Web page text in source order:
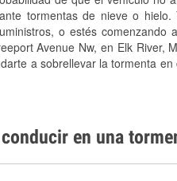
tormentas de nieve o hielo.
o estés comenzando
Avenue Nw, en Elk River,
a sobrellevar la tormenta en
en una